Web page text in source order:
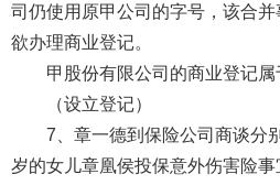
司仍使用原甲公司的字号，该合
欲办理商业登记。
甲股份有限公司的商业登记
（设立登记）
7、章一德到保险公司商谈分
岁的女儿章凰侯投保意外伤害险